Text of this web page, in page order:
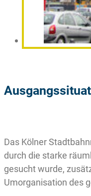
Das Kölner
durch die starke
gesucht wurde,
Umorganisation des